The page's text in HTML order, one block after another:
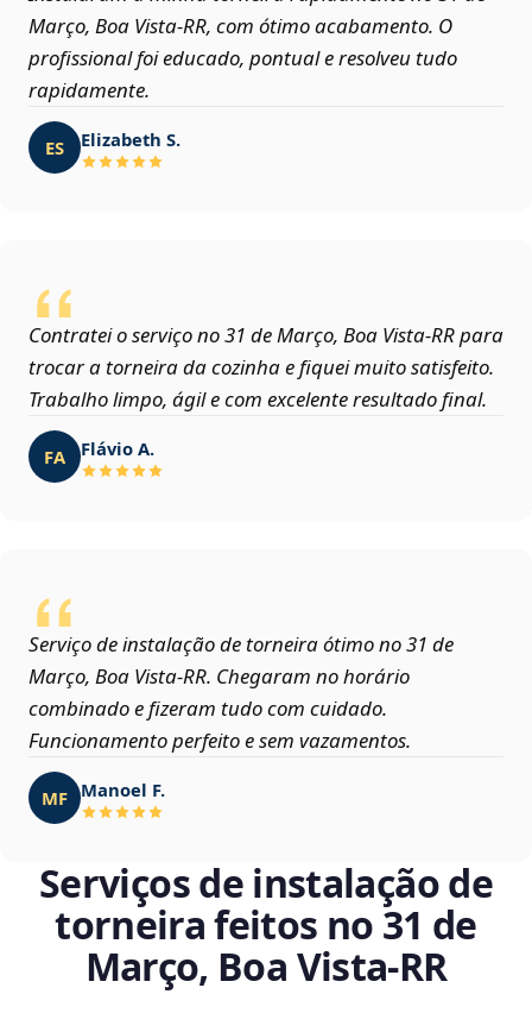
Março, Boa Vista‑RR, com ótimo acabamento. O
profissional foi educado, pontual e resolveu tudo
rapidamente.
ES Elizabeth S.
Contratei o serviço no 31 de Março, Boa Vista‑RR para
trocar a torneira da cozinha e fiquei muito satisfeito.
Trabalho limpo, ágil e com excelente resultado final.
FA Flávio A.
Serviço de instalação de torneira ótimo no 31 de
Março, Boa Vista‑RR. Chegaram no horário
combinado e fizeram tudo com cuidado.
Funcionamento perfeito e sem vazamentos.
MF Manoel F.
Serviços de instalação de
torneira feitos no 31 de
Março, Boa Vista‑RR